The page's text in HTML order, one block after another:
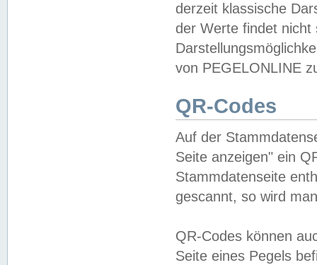
derzeit klassische
der Werte findet
von PEGELONLINE
QR-Codes
Auf der
Seite anzeigen" ein
Stammdatenseite
gescannt, so wird
QR-Codes können
Seite eines Pegels